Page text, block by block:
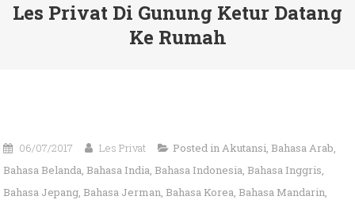
Les Privat Di Gunung Ketur Datang
Ke Rumah
06/07/2017 Les Privat Posted inAkutansi, Bahasa Arab,
Bahasa Belanda, Bahasa India, Bahasa Indonesia, Bahasa Inggris,
Bahasa Jepang, Bahasa Jerman, Bahasa Korea, Bahasa Mandarin,